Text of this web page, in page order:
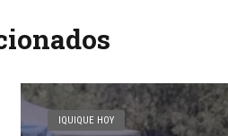
IQUIQUE HOY